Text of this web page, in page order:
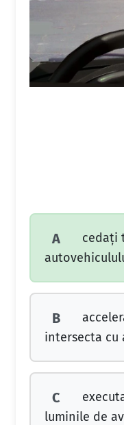
A
cedați
B
intersecta cu
C
luminile de